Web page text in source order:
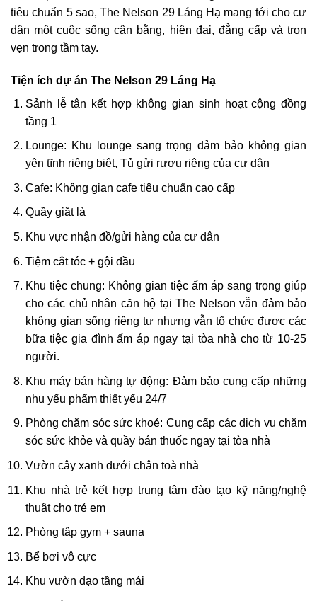
tiêu chuẩn 5 sao, The Nelson 29 Láng Hạ mang tới cho cư
dân một cuộc sống cân bằng, hiện đại, đẳng cấp và trọn
vẹn trong tầm tay.
Tiện ích dự án The Nelson 29 Láng Hạ
Sảnh lễ tân kết hợp không gian sinh hoạt cộng đồng
tầng 1
Lounge: Khu lounge sang trọng đảm bảo không gian
yên tĩnh riêng biệt, Tủ gửi rượu riêng của cư dân
Cafe: Không gian cafe tiêu chuẩn cao cấp
Quầy giặt là
Khu vực nhận đồ/gửi hàng của cư dân
Tiệm cắt tóc + gội đầu
Khu tiệc chung: Không gian tiệc ấm áp sang trọng giúp
cho các chủ nhân căn hộ tại The Nelson vẫn đảm bảo
không gian sống riêng tư nhưng vẫn tổ chức được các
bữa tiệc gia đình ấm áp ngay tại tòa nhà cho từ 10-25
người.
Khu máy bán hàng tự động: Đảm bảo cung cấp những
nhu yếu phẩm thiết yếu 24/7
Phòng chăm sóc sức khoẻ: Cung cấp các dịch vụ chăm
sóc sức khỏe và quầy bán thuốc ngay tại tòa nhà
Vườn cây xanh dưới chân toà nhà
Khu nhà trẻ kết hợp trung tâm đào tạo kỹ năng/nghệ
thuật cho trẻ em
Phòng tập gym + sauna
Bể bơi vô cực
Khu vườn dạo tầng mái